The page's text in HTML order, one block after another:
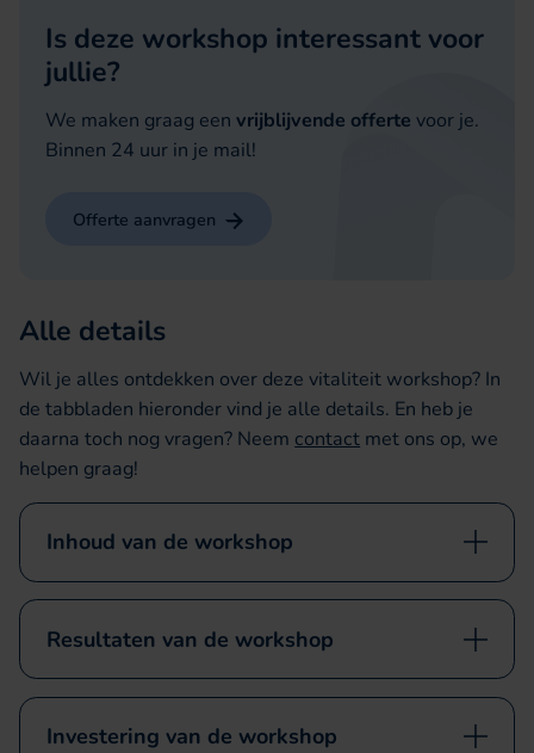
Is deze workshop interessant voor
jullie?
We maken graag een vrijblijvende offerte voor je.
Binnen 24 uur in je mail!
Offerte aanvragen
Alle details
Wil je alles ontdekken over deze vitaliteit workshop? In
de tabbladen hieronder vind je alle details. En heb je
daarna toch nog vragen? Neem contact met ons op, we
helpen graag!
Inhoud van de workshop
Resultaten van de workshop
Investering van de workshop